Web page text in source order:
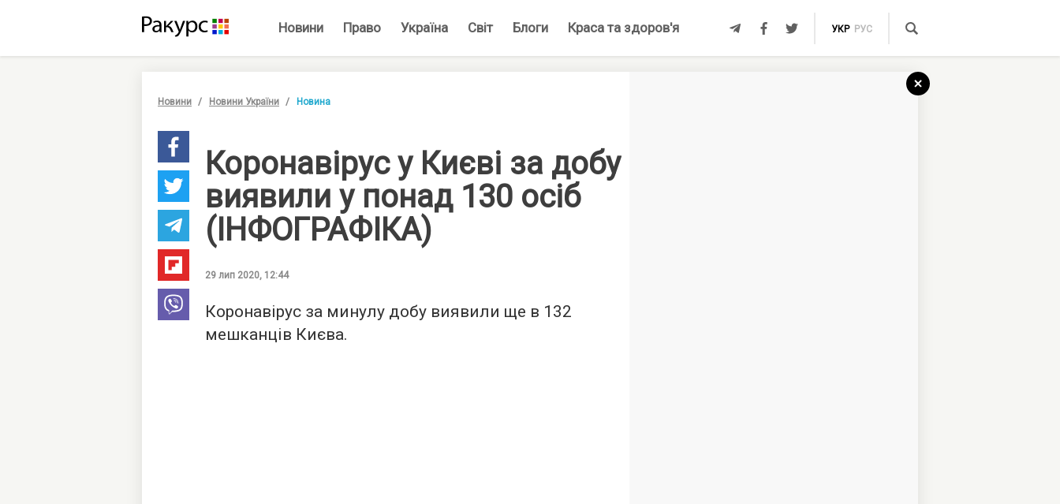
Новини Право Україна Світ Блоги Краса та здоров'я УКР РУС
Новини Новини України Новина
Коронавірус у Києві за добу
виявили у понад 130 осіб
(ІНФОГРАФІКА)
29 лип 2020, 12:44
Коронавірус за минулу добу виявили ще в 132
мешканців Києва.